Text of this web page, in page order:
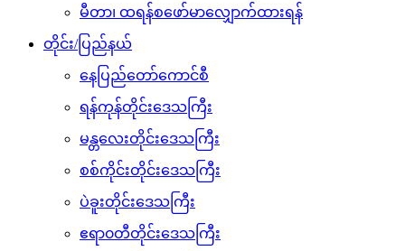
မီတာ၊ ထရန်စဖော်မာလျှောက်ထားရန်
တိုင်း/ပြည်နယ်
နေပြည်တော်ကောင်စီ
ရန်ကုန်တိုင်းဒေသကြီး
မန္တလေးတိုင်းဒေသကြီး
စစ်ကိုင်းတိုင်းဒေသကြီး
ပဲခူးတိုင်းဒေသကြီး
ဧရာ၀တီတိုင်းဒေသကြီး